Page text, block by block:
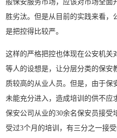
般保安服务市场，应该对市场全面
胜劣汰。但是从目前的实践来看，
是把控得比较严。
这样的严格把控也体现在公安机关
等人的设想是，让分层分类的保安
质较高的从业人员。但是，由于保
未能充分进入，造成培训的供不应
保安公司从业的30余名保安员接
受过3个月的培训，有三分之一接